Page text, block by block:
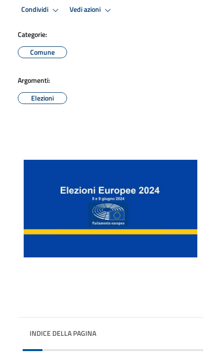
Condividi Vedi azioni
Categorie:
Comune
Argomenti:
Elezioni
INDICE DELLA PAGINA